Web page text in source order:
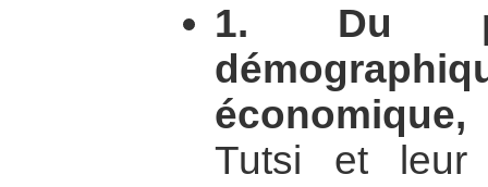
1. Du
économique,
Tutsi et leur